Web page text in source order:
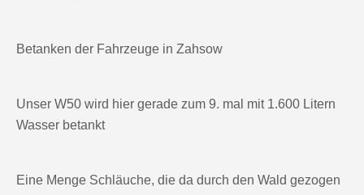
Betanken der Fahrzeuge in Zahsow
Unser W50 wird hier gerade zum 9. mal mit 1.600 Litern
Wasser betankt
Eine Menge Schläuche, die da durch den Wald gezogen